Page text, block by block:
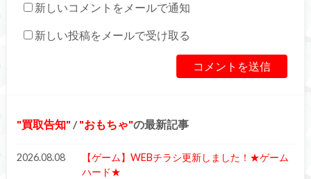
新しいコメントをメールで通知
新しい投稿をメールで受け取る
買取告知 / おもちゃ の最新記事
2026.08.08
【ゲーム】WEBチラシ更新しました！★ゲーム
ハード★